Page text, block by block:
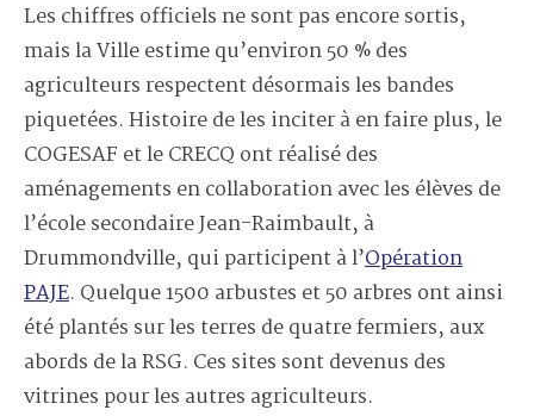
Les chiffres officiels ne sont pas encore sortis,
mais la Ville estime qu’environ 50 % des
agriculteurs respectent désormais les bandes
piquetées. Histoire de les inciter à en faire plus, le
COGESAF et le CRECQ ont réalisé des
aménagements en collaboration avec les élèves de
l’école secondaire Jean-Raimbault, à
Drummondville, qui participent à l’Opération
PAJE. Quelque 1500 arbustes et 50 arbres ont ainsi
été plantés sur les terres de quatre fermiers, aux
abords de la RSG. Ces sites sont devenus des
vitrines pour les autres agriculteurs.